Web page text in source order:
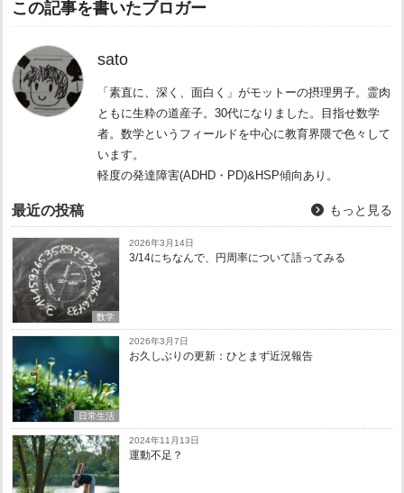
この記事を書いたブロガー
sato
「素直に、深く、面白く」がモットーの摂理男子。霊肉
ともに生粋の道産子。30代になりました。目指せ数学
者。数学というフィールドを中心に教育界隈で色々して
います。
軽度の発達障害(ADHD・PD)&HSP傾向あり。
最近の投稿 もっと見る
数学
2026年3月14日
3/14にちなんで、円周率について語ってみる
日常生活
2026年3月7日
お久しぶりの更新：ひとまず近況報告
2024年11月13日
運動不足？